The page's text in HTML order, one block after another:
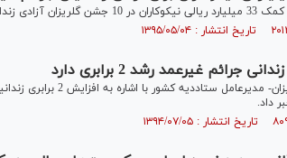
جرائم غیرعمد خبرداد.
جرائم غیرعمد رشد 2 برابری دارد
داد.